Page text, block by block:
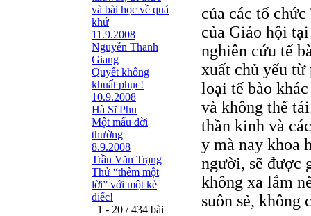
và bài học về quá
khứ
11.9.2008
Nguyễn Thanh
Giang
Quyết không
khuất phục!
10.9.2008
Hà Sĩ Phu
Một mẩu đời
thường
8.9.2008
Trần Văn Trạng
Thử “thêm một
lời” với một kẻ
điếc!
1 - 20 / 434 bài
của các tổ
của Giáo hội
nghiên cứu tế
xuất chủ yếu từ
loại tế bào
và không thể
thần kinh và
y mà nay khoa
người, sẽ được
không xa lắm
suôn sẻ, không